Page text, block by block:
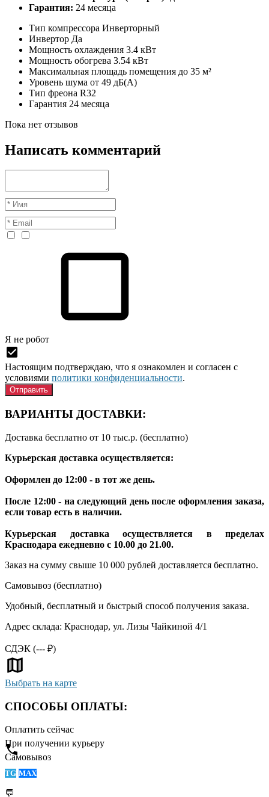
Гарантия: 24 месяца
Тип компрессора Инверторный
Инвертор Да
Мощность охлаждения 3.4 кВт
Мощность обогрева 3.54 кВт
Максимальная площадь помещения до 35 м²
Уровень шума от 49 дБ(А)
Тип фреона R32
Гарантия 24 месяца
Пока нет отзывов
Написать комментарий
Я нe рoбoт
Настоящим подтверждаю, что я ознакомлен и согласен с
условиями политики конфиденциальности.
ВАРИАНТЫ ДОСТАВКИ:
Доставка бесплатно от 10 тыс.р. (бесплатно)
Курьерская доставка осуществляется:
Оформлен до 12:00 - в тот же день.
После 12:00 - на следующий день после оформления заказа,
если товар есть в наличии.
Курьерская доставка осуществляется в пределах
Краснодара ежедневно с 10.00 до 21.00.
Заказ на сумму свыше 10 000 рублей доставляется бесплатно.
Самовывоз (бесплатно)
Удобный, бесплатный и быстрый способ получения заказа.
Адрес склада: Краснодар, ул. Лизы Чайкиной 4/1
СДЭК (--- ₽)
Выбрать на карте
СПОСОБЫ ОПЛАТЫ:
Оплатить сейчас
При получении курьеру
Самовывоз
TG MAX
💬